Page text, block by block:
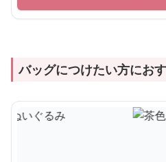
バッグにつけたい方にお